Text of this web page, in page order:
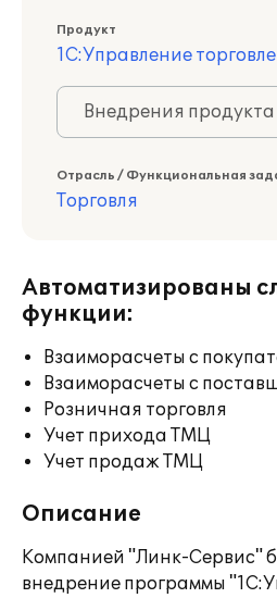
Продукт
1С:Управление
Внедрения
Отрасль / Функциональная
Торговля
Автоматизированы
функции:
Взаиморасчеты с
Взаиморасчеты с
Розничная торговля
Учет прихода ТМЦ
Учет продаж ТМЦ
Описание
Компанией "Линк-Сервис"
внедрение программы